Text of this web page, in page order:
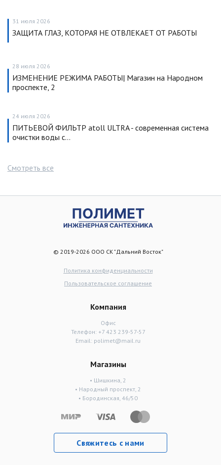
31 июля 2026
ЗАЩИТА ГЛАЗ, КОТОРАЯ НЕ ОТВЛЕКАЕТ ОТ РАБОТЫ
28 июля 2026
ИЗМЕНЕНИЕ РЕЖИМА РАБОТЫ| Магазин на Народном
проспекте, 2
24 июля 2026
ПИТЬЕВОЙ ФИЛЬТР atoll ULTRA - современная система
очистки воды с…
Смотреть все
© 2019-2026 ООО СК "Дальний Восток"
Политика конфиденциальности
Пользовательское соглашение
Компания
Офис
Телефон: +7 423 239-57-57
Email: polimet@mail.ru
Магазины
• Шишкина, 2
• Народный проспект, 2
• Бородинская, 46/50
Свяжитесь с нами